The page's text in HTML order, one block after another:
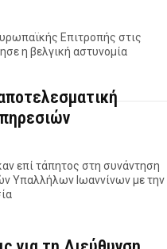
Επιτροπής στις
η βελγική αστυνομία
επί τάπητος στη συνάντηση
Υπαλλήλων Ιωαννίνων με την